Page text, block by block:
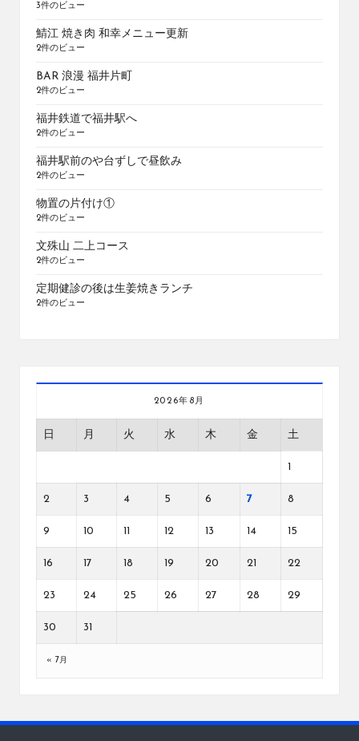
3件のビュー
鯖江 焼き肉 和幸メニュー更新
2件のビュー
BAR 浪漫 福井片町
2件のビュー
福井鉄道で福井駅へ
2件のビュー
福井駅前のや台ずしで昼飲み
2件のビュー
物置の片付け①
2件のビュー
文殊山 二上コース
2件のビュー
定期健診の後は生姜焼きランチ
2件のビュー
2026年8月
日 月 火 水 木 金 土
2 3 4 5 6 7 8
9 10 12 13 14 15
16 17 18 19 20 21 22
23 24 25 26 27 28 29
30 31
« 7月